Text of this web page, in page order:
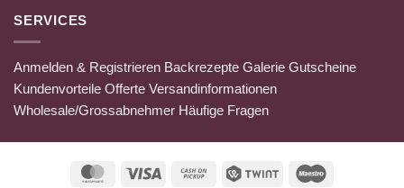
SERVICES
Anmelden & Registrieren Backrezepte Galerie Gutscheine
Kundenvorteile Offerte Versandinformationen
Wholesale/Grossabnehmer Häufige Fragen
MasterCardVisa
Cash
Twint